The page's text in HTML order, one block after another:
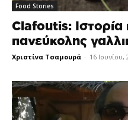
Food Stories
Clafoutis: Ιστορία
πανεύκολης
Χριστίνα Τσαμουρά - 16 Ιουνίου,